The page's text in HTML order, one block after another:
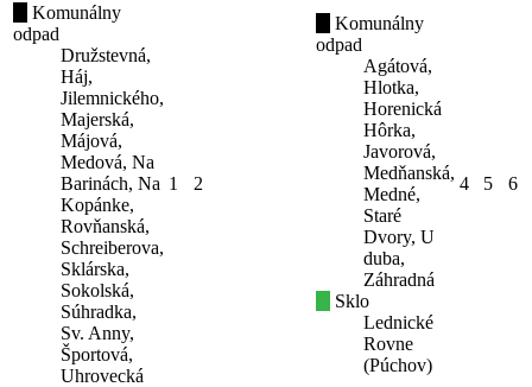
Komunálny
odpad
Družstevná,
Háj,
Jilemnického,
Majerská,
Májová,
Medová, Na
Barinách, Na
Kopánke,
Rovňanská,
Schreiberova,
Sklárska,
Sokolská,
Súhradka,
Sv. Anny,
Športová,
Uhrovecká
1 2
Komunálny
odpad
Agátová,
Hlotka,
Horenická
Hôrka,
Javorová,
Medňanská,
Medné,
Staré
Dvory, U
duba,
Záhradná
Sklo
Lednické
Rovne
(Púchov)
4 5 6